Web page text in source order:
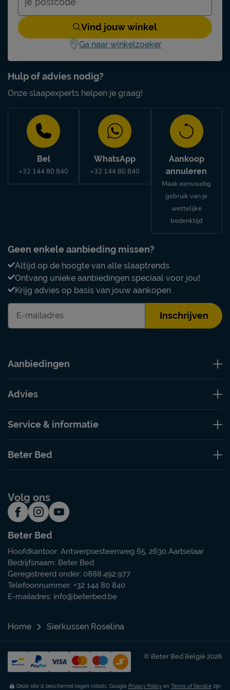
Drooginstructies
temperatuur
Strijkinstructies
normaal strijken 150°C
Hulp of advies nodig?
Onze slaapexperts helpen je graag!
Bel
+32 144 80 840
WhatsApp
+32 144 80 840
Aankoop
annuleren
Maak eenvoudig
gebruik van je
wettelijke
bedenktijd
Geen enkele aanbieding missen?
Altijd op de hoogte van alle slaaptrends
Ontvang unieke aanbiedingen speciaal voor jou!
Krijg advies op basis van jouw aankopen
Inschrijven
Vind jouw winkel
Ga naar winkelzoeker
Aanbiedingen
Advies
Service & informatie
Beter Bed
Volg ons
Beter Bed
Hoofdkantoor: Antwerpsesteenweg 65, 2630 Aartselaar
Bedrijfsnaam: Beter Bed
Geregistreerd onder: 0888.492.977
Telefoonnummer: +32 144 80 840
E-mailadres: info@beterbed.be
Home Sierkussen Roselina
© Beter Bed België 2026
Deze site is beschermd tegen robots. Google Privacy Policyen Terms of Servicezijn